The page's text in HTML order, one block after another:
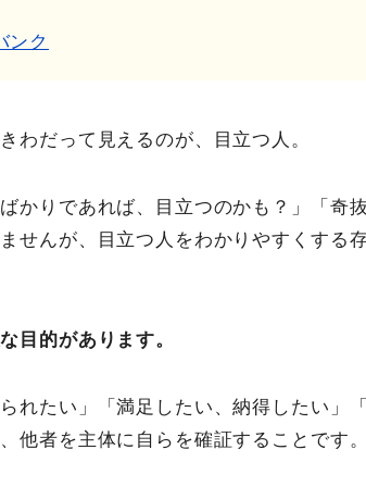
ク
わだって見えるのが、目立つ人。
ばかりであれば、目立つのかも？」「奇
せんが、目立つ人をわかりやすくする存
目的があります。
れたい」「満足したい、納得したい」
他者を主体に自らを確証することです。